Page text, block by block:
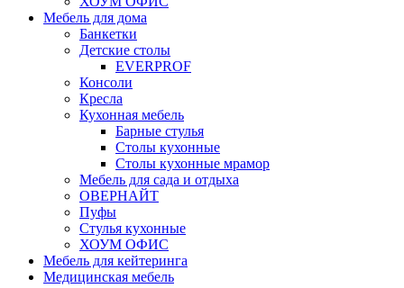
Мебель для дома
Банкетки
Детские столы
EVERPROF
Консоли
Кресла
Кухонная мебель
Барные стулья
Столы кухонные
Столы кухонные мрамор
Мебель для сада и отдыха
ОВЕРНАЙТ
Пуфы
Стулья кухонные
ХОУМ ОФИС
Мебель для кейтеринга
Медицинская мебель